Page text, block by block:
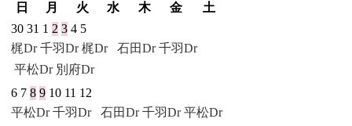
日
月 火 水 木 金
土
30 31 1 2 3 4 5
梶Dr 千羽Dr 梶Dr 石田Dr 千羽Dr
平松Dr 別府Dr
6 7 8 9 10 11 12
平松Dr 千羽Dr 石田Dr 千羽Dr 平松Dr